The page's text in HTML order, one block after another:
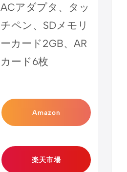
ACアダプタ、タッ
チペン、SDメモリ
ーカード2GB、AR
カード6枚
Amazon
楽天市場